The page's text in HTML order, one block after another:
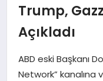
HABERLER
İŞ FIKIRLERI
Trump,
Açıkladı
ABD eski Başkanı
Network”